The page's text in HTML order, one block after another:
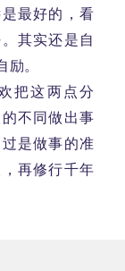
最好的，看
其实还是自
。
把这两点分
不同做出事
是做事的准
再修行千年